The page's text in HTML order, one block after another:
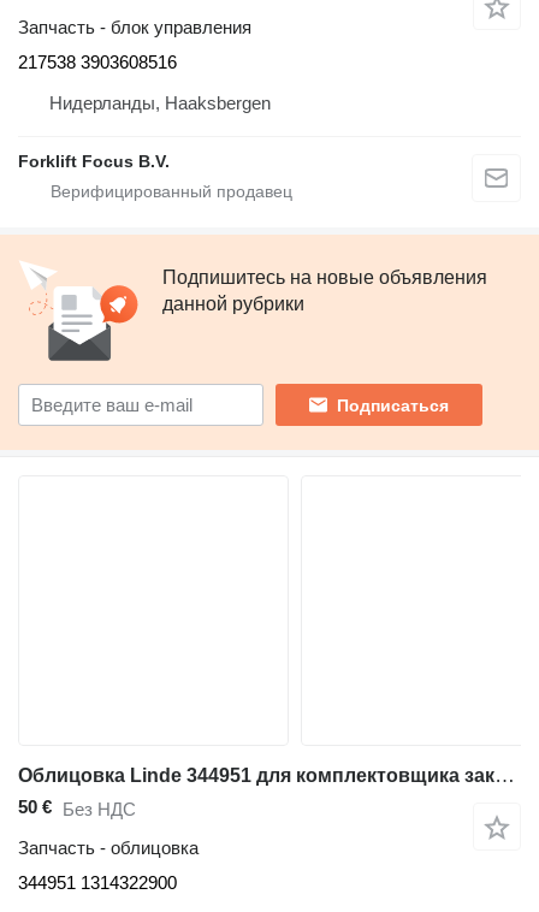
Запчасть - блок управления
217538 3903608516
Нидерланды, Haaksbergen
Forklift Focus B.V.
Подпишитесь на новые объявления
данной рубрики
Подписаться
Облицовка Linde 344951 для комплектовщика заказов Linde P30, Series 132
50 € Без НДС
Запчасть - облицовка
344951 1314322900